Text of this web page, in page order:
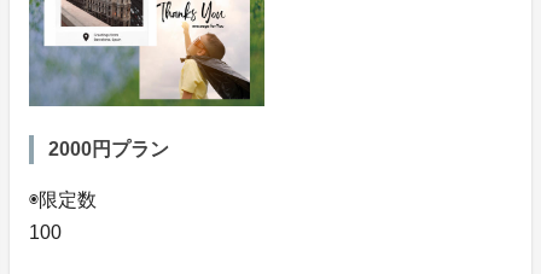
2000円プラン
◉限定数
100